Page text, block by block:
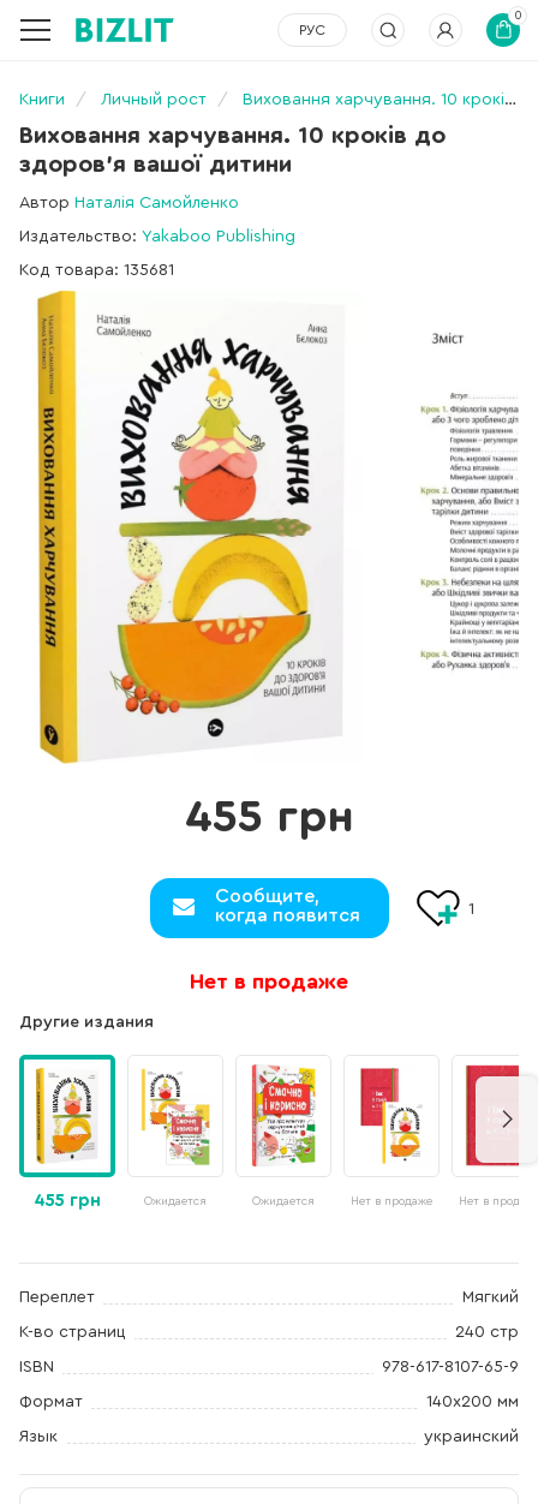
РУС
0
Книги Личный рост Виховання харчування. 10 кроків до здоров’я вашої дитини
Виховання харчування. 10 кроків до
здоров’я вашої дитини
Автор Наталія Самойленко
Издательство: Yakaboo Publishing
Код товара: 135681
Другие издания
455 грн Ожидается Ожидается Нет в продаже Нет в
455 грн
Сообщите,
когда появится
1
Нет в продаже
Переплет Мягкий
К-во страниц 240 стр
ISBN 978-617-8107-65-9
Формат 140х200 мм
Язык украинский